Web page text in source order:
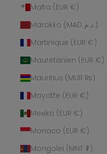
Malta (EUR €)
Marokko (MAD د.م.)
Martinique (EUR €)
Mauretanien (EUR €)
Mauritius (MUR ₨)
Mayotte (EUR €)
Mexiko (EUR €)
Monaco (EUR €)
Mongolei (MNT ₮)